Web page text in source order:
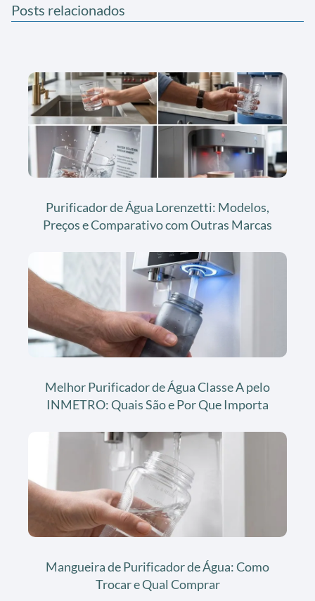
Posts relacionados
Purificador de Água Lorenzetti: Modelos,
Preços e Comparativo com Outras Marcas
Melhor Purificador de Água Classe A pelo
INMETRO: Quais São e Por Que Importa
Mangueira de Purificador de Água: Como
Trocar e Qual Comprar